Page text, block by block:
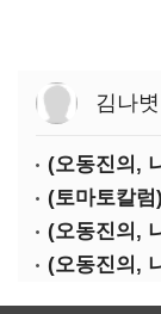
김나볏
(토마토칼